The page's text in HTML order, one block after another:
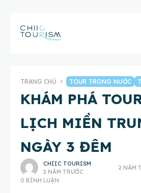
TRANG CHỦ TOUR TRONG NƯỚC
KHÁM PHÁ
LỊCH MIỀN
NGÀY 3 ĐÊM
CHIIC TOURISM
2 NĂM TRƯỚC
2 NĂM
0 BÌNH LUẬN